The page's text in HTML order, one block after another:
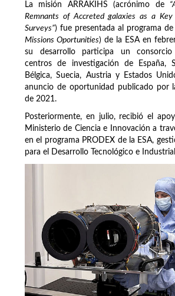
La misión ARRAKIHS (acrónimo de
Remnants of Accreted galaxies as a
Surveys”) fue presentada al programa
Missions Oportunities) de la ESA en
su desarrollo participa un consorcio
centros de investigación de España,
Bélgica, Suecia, Austria y Estados
anuncio de oportunidad publicado por
de 2021.
Posteriormente, en julio, recibió el
Ministerio de Ciencia e Innovación a
en el programa PRODEX de la ESA,
para el Desarrollo Tecnológico e